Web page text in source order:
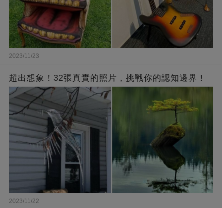
2023/11/23
超出想象！32張真實的照片，挑戰你的認知邊界！
2023/11/22